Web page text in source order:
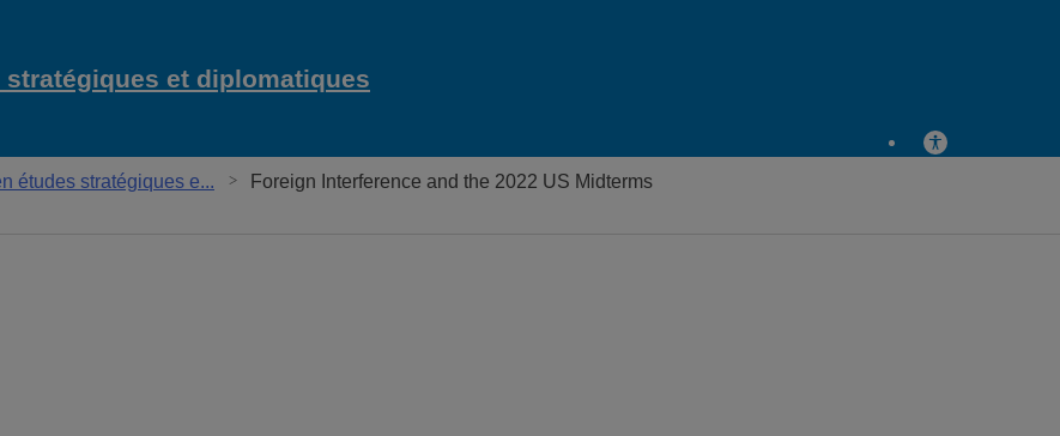
stratégiques et diplomatiques
études stratégiques e... Foreign Interference and the 2022 US Midterms